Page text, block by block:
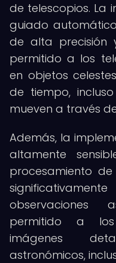
de telescopios. La
guiado
de alta precisión
permitido a los
en objetos
de tiempo,
mueven a través
Además, la
altamente
procesamiento
observaciones
permitido a
imágenes
astronómicos,